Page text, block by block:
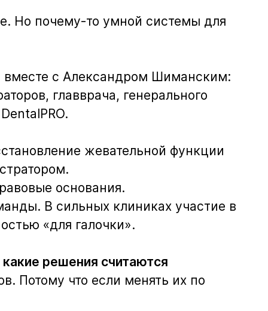
Но почему-то умной системы для
вместе с Александром Шиманским:
главврача, генерального
жевательной функции
основания.
В сильных клиниках участие в
«для галочки».
решения считаются
Потому что если менять их по